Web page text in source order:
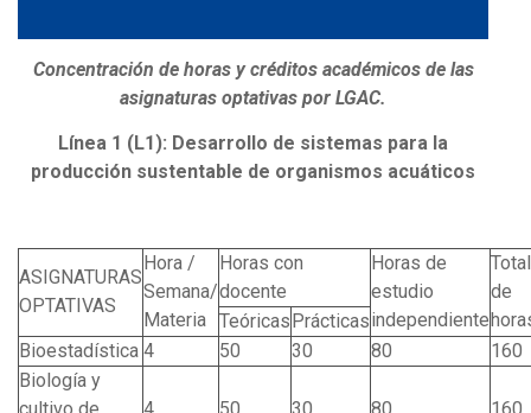
Concentración de horas y créditos académicos de las
asignaturas optativas por LGAC.
Línea 1 (L1): Desarrollo de sistemas para la
producción sustentable de organismos acuáticos
ASIGNATURAS
OPTATIVAS
Hora /
Semana/
Materia
Horas con
docente
Horas de
estudio
independiente
Total
de
TeóricasPrácticas
Bioestadística 4 50 30 80
160
Biología y